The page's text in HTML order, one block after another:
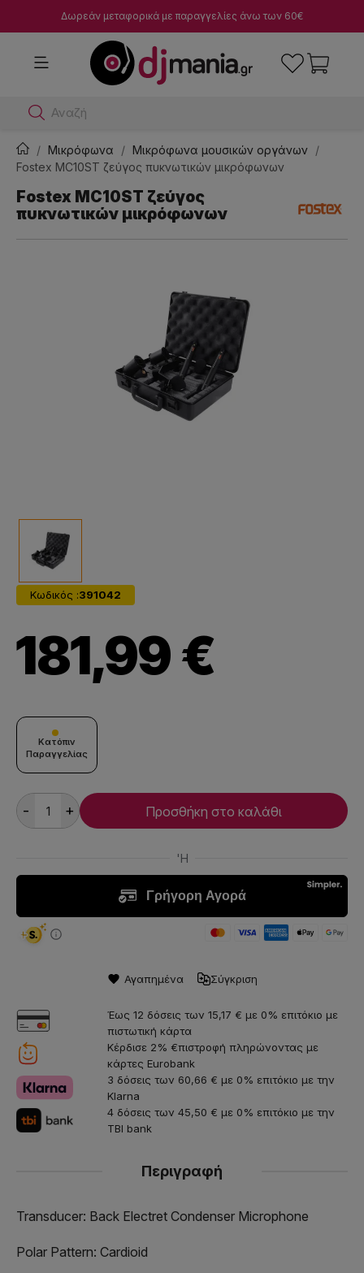
Δωρεάν μεταφορικά με παραγγελίες άνω των 60€
Αναζήτησε d
Μικρόφωνα
Μικρόφωνα μουσικών οργάνων
Fostex MC10ST ζεύγος πυκνωτικών μικρόφωνων
Fostex MC10ST ζεύγος
πυκνωτικών μικρόφωνων
Κωδικός :391042
181,99 €
Κατόπιν
Παραγγελίας
- + Προσθήκη στο καλάθι
Αγαπημένα Σύγκριση
Έως 12 δόσεις των 15,17 € με 0% επιτόκιο με
πιστωτική κάρτα
Κέρδισε 2% €πιστροφή πληρώνοντας με
κάρτες Eurobank
3 δόσεις των 60,66 € με 0% επιτόκιο με την
Klarna
4 δόσεις των 45,50 € με 0% επιτόκιο με την
TBI bank
Περιγραφή
Transducer: Back Electret Condenser Microphone
Polar Pattern: Cardioid